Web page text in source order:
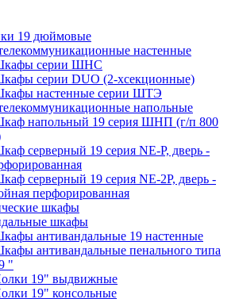
19 дюймовые
настенные
серии ШНС
серии DUO (2-хсекционные)
настенные серии ШТЭ
напольные
напольный 19 серия ШНП (г/п 800
серверный 19 серия NE-P, дверь -
серверный 19 серия NE-2P, дверь -
перфорированная
шкафы
шкафы
антивандальные 19 настенные
антивандальные пенального типа
"
19" выдвижные
19" консольные